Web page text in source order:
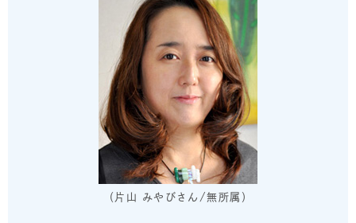
（片山 みやびさん/無所属）